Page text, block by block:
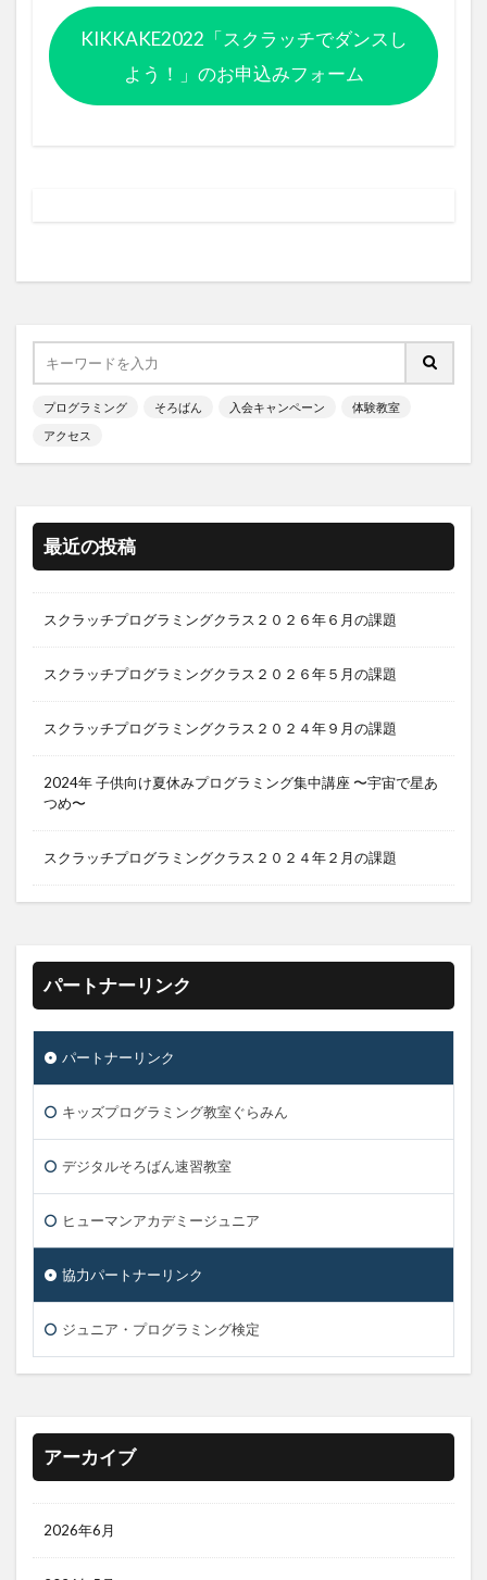
KIKKAKE2022「スクラッチでダンスし
よう！」のお申込みフォーム
プログラミング そろばん 入会キャンペーン
体験教室
アクセス
最近の投稿
スクラッチプログラミングクラス２０２６年６月の課題
スクラッチプログラミングクラス２０２６年５月の課題
スクラッチプログラミングクラス２０２４年９月の課題
2024年 子供向け夏休みプログラミング集中講座 〜宇宙で星あ
つめ〜
スクラッチプログラミングクラス２０２４年２月の課題
パートナーリンク
パートナーリンク
キッズプログラミング教室ぐらみん
デジタルそろばん速習教室
ヒューマンアカデミージュニア
協力パートナーリンク
ジュニア・プログラミング検定
アーカイブ
2026年6月